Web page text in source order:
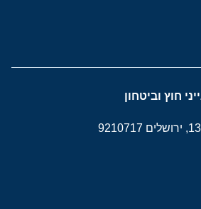
חוץ וביטחון